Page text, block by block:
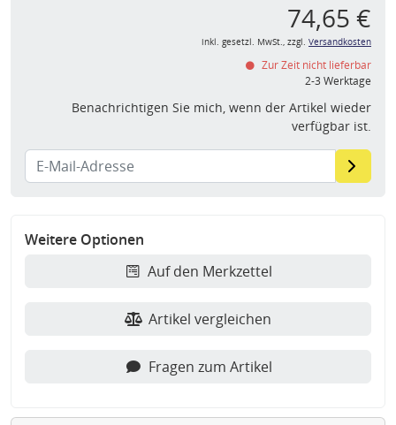
74,65 €
inkl. gesetzl. MwSt., zzgl. Versandkosten
Zur Zeit nicht lieferbar
2-3 Werktage
Benachrichtigen Sie mich, wenn der Artikel wieder
verfügbar ist.
Weitere Optionen
Auf den Merkzettel
Artikel vergleichen
Fragen zum Artikel